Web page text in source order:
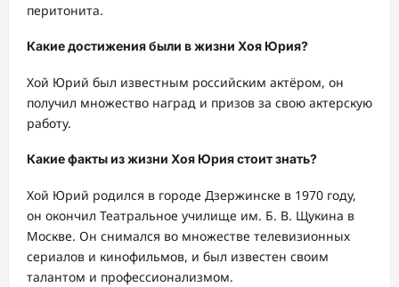
перитонита.
Какие достижения были в жизни Хоя Юрия?
Хой Юрий был известным российским актёром, он
получил множество наград и призов за свою актерскую
работу.
Какие факты из жизни Хоя Юрия стоит знать?
Хой Юрий родился в городе Дзержинске в 1970 году,
он окончил Театральное училище им. Б. В. Щукина в
Москве. Он снимался во множестве телевизионных
сериалов и кинофильмов, и был известен своим
талантом и профессионализмом.